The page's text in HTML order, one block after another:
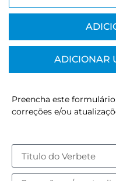
ADICIONAR
Preencha este
correções e/ou